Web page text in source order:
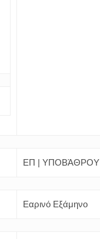
ΕΠ | ΥΠΟΒΆΘΡΟΥ
Εαρινό Εξάμηνο